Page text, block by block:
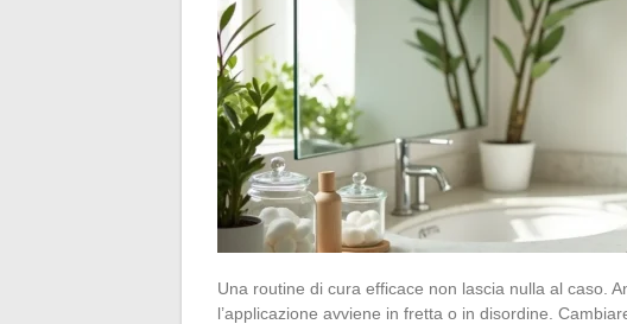
Una routine di cura efficace non lascia nulla al caso.
l’applicazione avviene in fretta o in disordine.